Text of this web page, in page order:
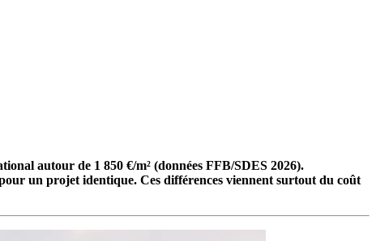
autour de 1 850 €/m² (données FFB/SDES 2026).
un projet identique. Ces différences viennent surtout du coût